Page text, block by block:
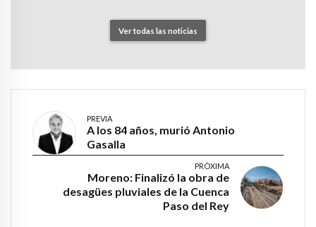
Ver todas las noticias
PREVIA
A los 84 años, murió Antonio
Gasalla
PRÓXIMA
Moreno: Finalizó la obra de
desagües pluviales de la Cuenca
Paso del Rey